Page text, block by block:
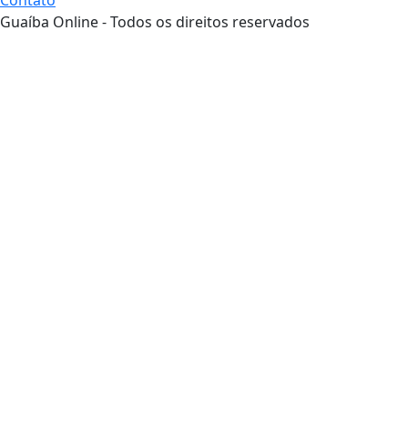
Guaíba Online - Todos os direitos reservados